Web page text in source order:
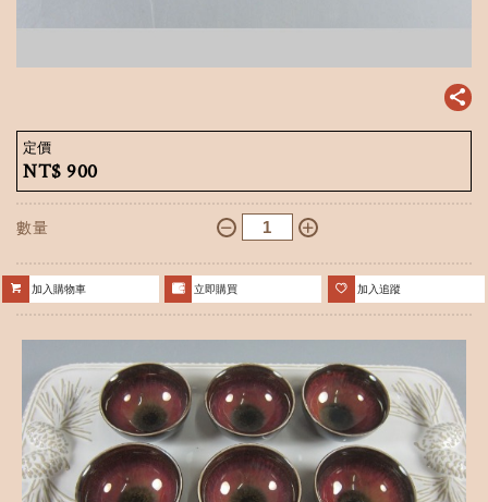
定價
NT$ 900
數量
加入購物車 立即購買 加入追蹤